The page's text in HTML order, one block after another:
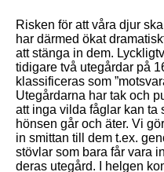
Risken för att våra djur
har därmed ökat
att stänga in dem.
tidigare två utegårdar på
klassificeras som
Utegårdarna har tak och
att inga vilda fåglar kan ta
hönsen går och äter. Vi
in smittan till dem t.ex.
stövlar som bara får vara
deras utegård. I helgen